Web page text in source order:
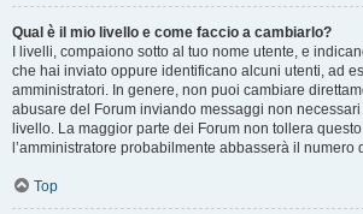
Qual è il mio livello e come faccio a cambiarlo?
I livelli, compaiono sotto al tuo nome utente, e
che hai inviato oppure identificano alcuni utenti, ad
amministratori. In genere, non puoi cambiare
abusare del Forum inviando messaggi non
livello. La maggior parte dei Forum non tollera
l’amministratore probabilmente abbasserà il numero
Top